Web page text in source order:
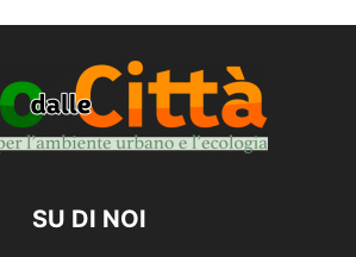
SU DI NOI